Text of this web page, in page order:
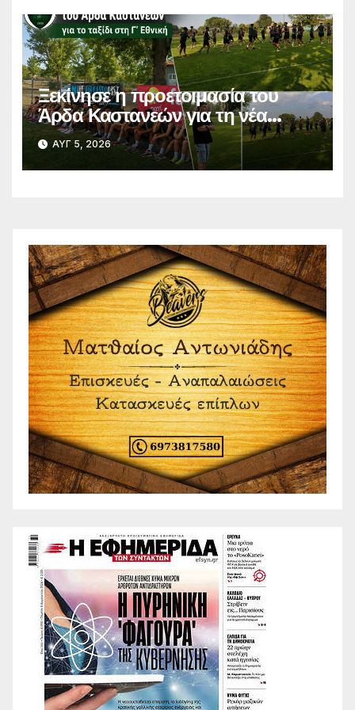
Ξεκίνησε η προετοιμασία του
Άρδα Καστανεών για τη νέα
πρόκληση της Γ’ Εθνικής
ΑΥΓ 5, 2026